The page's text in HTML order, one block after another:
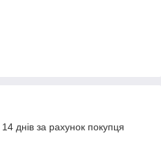
днів за рахунок покупця